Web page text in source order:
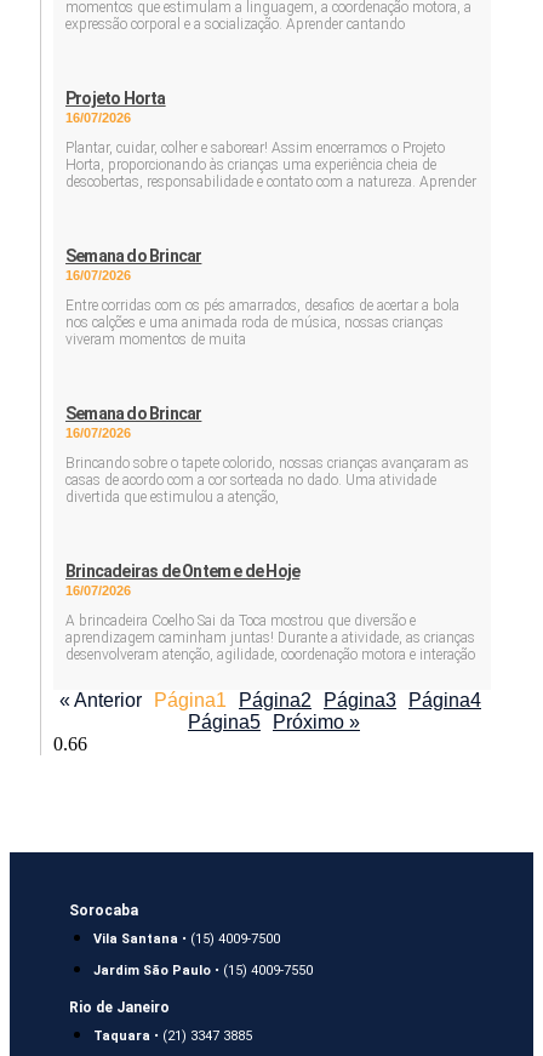
momentos que estimulam a linguagem, a coordenação motora, a
expressão corporal e a socialização. Aprender cantando
Projeto Horta
16/07/2026
Plantar, cuidar, colher e saborear! Assim encerramos o Projeto
Horta, proporcionando às crianças uma experiência cheia de
descobertas, responsabilidade e contato com a natureza. Aprender
Semana do Brincar
16/07/2026
Entre corridas com os pés amarrados, desafios de acertar a bola
nos calções e uma animada roda de música, nossas crianças
viveram momentos de muita
Semana do Brincar
16/07/2026
Brincando sobre o tapete colorido, nossas crianças avançaram as
casas de acordo com a cor sorteada no dado. Uma atividade
divertida que estimulou a atenção,
Brincadeiras de Ontem e de Hoje
16/07/2026
A brincadeira Coelho Sai da Toca mostrou que diversão e
aprendizagem caminham juntas! Durante a atividade, as crianças
desenvolveram atenção, agilidade, coordenação motora e interação
« Anterior Página1 Página2 Página3 Página4
Página5 Próximo »
Sorocaba
Vila Santana • (15) 4009-7500
Jardim São Paulo • (15) 4009-7550
Rio de Janeiro
Taquara • (21) 3347 3885